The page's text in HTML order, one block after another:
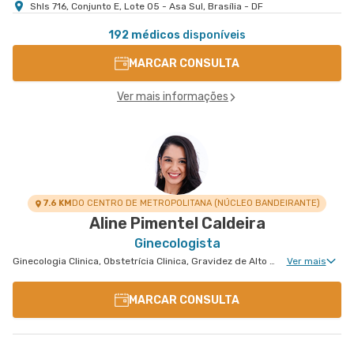
Shls 716, Conjunto E, Lote 05 - Asa Sul, Brasília - DF
192 médicos disponíveis
MARCAR CONSULTA
Ver mais informações
7.6 KMDO CENTRO DE METROPOLITANA (NÚCLEO BANDEIRANTE)
Aline Pimentel Caldeira
Ginecologista
Ginecologia Clinica, Obstetrícia Clinica, Gravidez de Alto Risco, Gravidez de Alto Risco - Medicina Fetal Ver mais
MARCAR CONSULTA